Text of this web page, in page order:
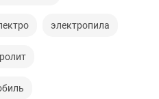
электропила